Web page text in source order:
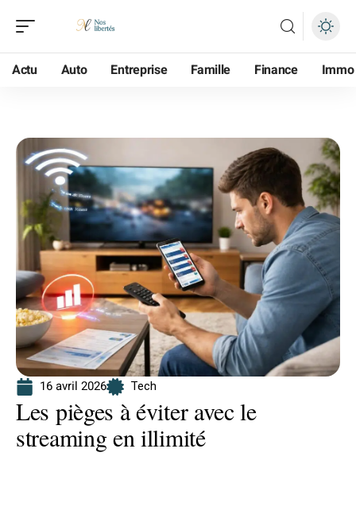
Actu Auto Entreprise Famille Finance Immo
16 avril 2026 Tech
Les pièges à éviter avec le
streaming en illimité